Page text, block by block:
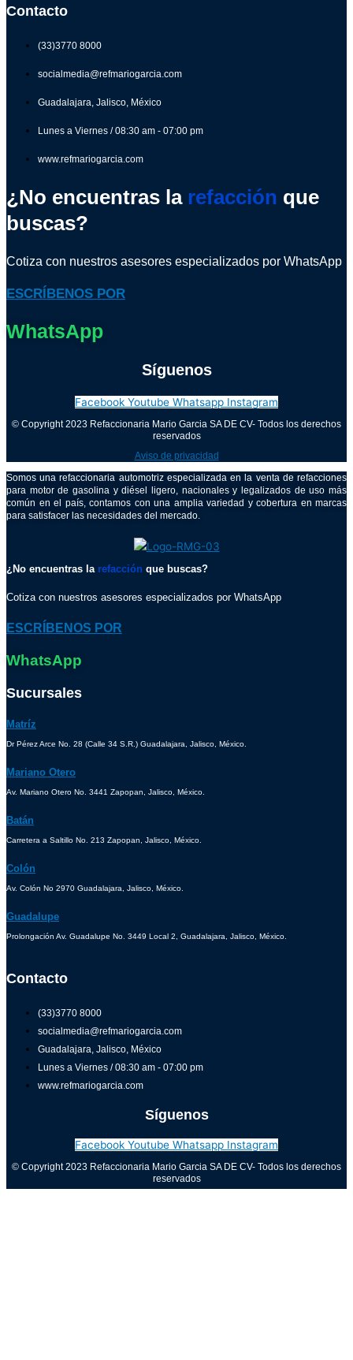
Contacto
(33)3770 8000
socialmedia@refmariogarcia.com
Guadalajara, Jalisco, México
Lunes a Viernes / 08:30 am - 07:00 pm
www.refmariogarcia.com
¿No encuentras la refacción que
buscas?
Cotiza con nuestros asesores especializados por WhatsApp
ESCRÍBENOS POR
WhatsApp
Síguenos
Facebook Youtube Whatsapp Instagram
© Copyright 2023 Refaccionaria Mario Garcia SA DE CV- Todos los derechos
reservados
Aviso de privacidad
Somos una refaccionaria automotriz especializada en la venta de refacciones
para motor de gasolina y diésel ligero, nacionales y legalizados de uso más
común en el país, contamos con una amplia variedad y cobertura en marcas
para satisfacer las necesidades del mercado.
¿No encuentras la refacción que buscas?
Cotiza con nuestros asesores especializados por WhatsApp
ESCRÍBENOS POR
WhatsApp
Sucursales
Matríz
Dr Pérez Arce No. 28 (Calle 34 S.R.) Guadalajara, Jalisco, México.
Mariano Otero
Av. Mariano Otero No. 3441 Zapopan, Jalisco, México.
Batán
Carretera a Saltillo No. 213 Zapopan, Jalisco, México.
Colón
Av. Colón No 2970 Guadalajara, Jalisco, México.
Guadalupe
Prolongación Av. Guadalupe No. 3449 Local 2, Guadalajara, Jalisco, México.
Contacto
(33)3770 8000
socialmedia@refmariogarcia.com
Guadalajara, Jalisco, México
Lunes a Viernes / 08:30 am - 07:00 pm
www.refmariogarcia.com
Síguenos
Facebook Youtube Whatsapp Instagram
© Copyright 2023 Refaccionaria Mario Garcia SA DE CV- Todos los derechos
reservados